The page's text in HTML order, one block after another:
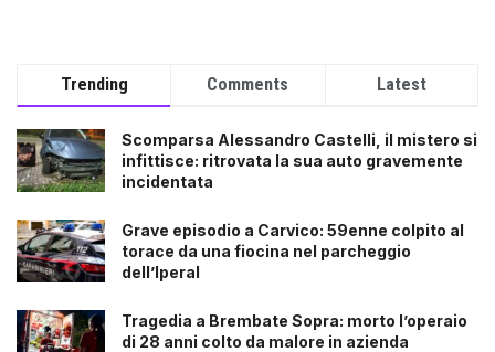
Trending Comments Latest
Scomparsa Alessandro Castelli, il mistero si
infittisce: ritrovata la sua auto gravemente
incidentata
Grave episodio a Carvico: 59enne colpito al
torace da una fiocina nel parcheggio
dell’Iperal
Tragedia a Brembate Sopra: morto l’operaio
di 28 anni colto da malore in azienda